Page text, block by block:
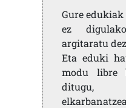
Gure
ez
argitaratu
Eta eduki
modu libre
ditugu,